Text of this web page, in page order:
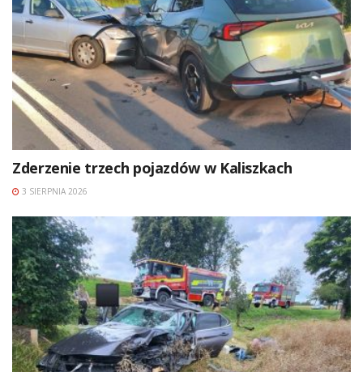
Zderzenie trzech pojazdów w Kaliszkach
3 SIERPNIA 2026